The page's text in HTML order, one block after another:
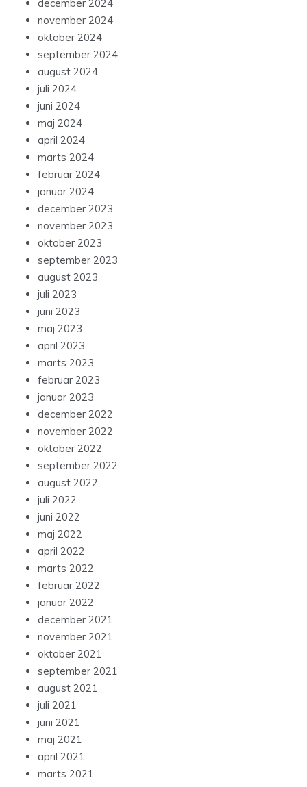
december 2024
november 2024
oktober 2024
september 2024
august 2024
juli 2024
juni 2024
maj 2024
april 2024
marts 2024
februar 2024
januar 2024
december 2023
november 2023
oktober 2023
september 2023
august 2023
juli 2023
juni 2023
maj 2023
april 2023
marts 2023
februar 2023
januar 2023
december 2022
november 2022
oktober 2022
september 2022
august 2022
juli 2022
juni 2022
maj 2022
april 2022
marts 2022
februar 2022
januar 2022
december 2021
november 2021
oktober 2021
september 2021
august 2021
juli 2021
juni 2021
maj 2021
april 2021
marts 2021